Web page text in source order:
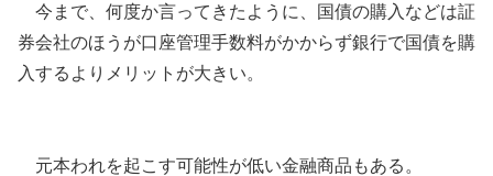
今まで、何度か言ってきたように、国債の購入などは証
券会社のほうが口座管理手数料がかからず銀行で国債を購
入するよりメリットが大きい。
元本われを起こす可能性が低い金融商品もある。